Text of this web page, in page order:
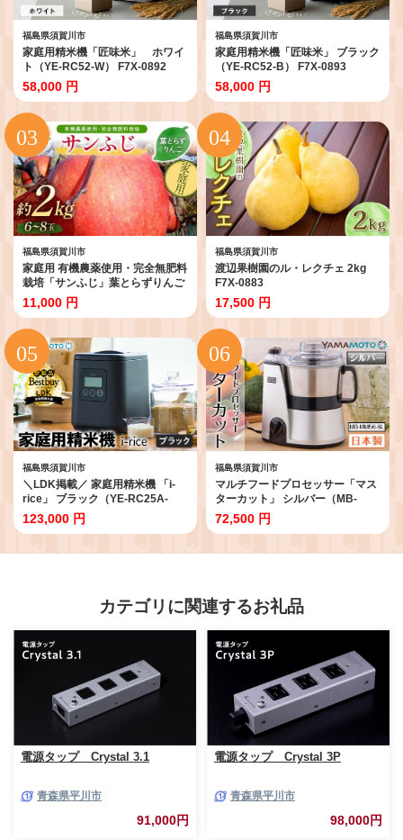
福島県須賀川市
家庭用精米機「匠味米」 ホワイ
ト（YE-RC52-W） F7X-0892
58,000 円
福島県須賀川市
家庭用精米機「匠味米」 ブラック
（YE-RC52-B） F7X-0893
58,000 円
福島県須賀川市
家庭用 有機農薬使用・完全無肥料
栽培「サンふじ」葉とらずりんご
約2kg（6～8玉） F7X-0873
11,000 円
福島県須賀川市
渡辺果樹園のル・レクチェ 2kg
F7X-0883
17,500 円
福島県須賀川市
＼LDK掲載／ 家庭用精米機 「i-
rice」 ブラック（YE-RC25A-
BK） 玄米 白米 もち米 日本製 簡
単操作 お手入れ簡単 F7X-0521
123,000 円
福島県須賀川市
マルチフードプロセッサー「マス
ターカット」 シルバー（MB-
MM56-SL） F7X-0891
72,500 円
カテゴリに関連するお礼品
電源タップ Crystal 3.1
青森県平川市
91,000円
電源タップ Crystal 3P
青森県平川市
98,000円